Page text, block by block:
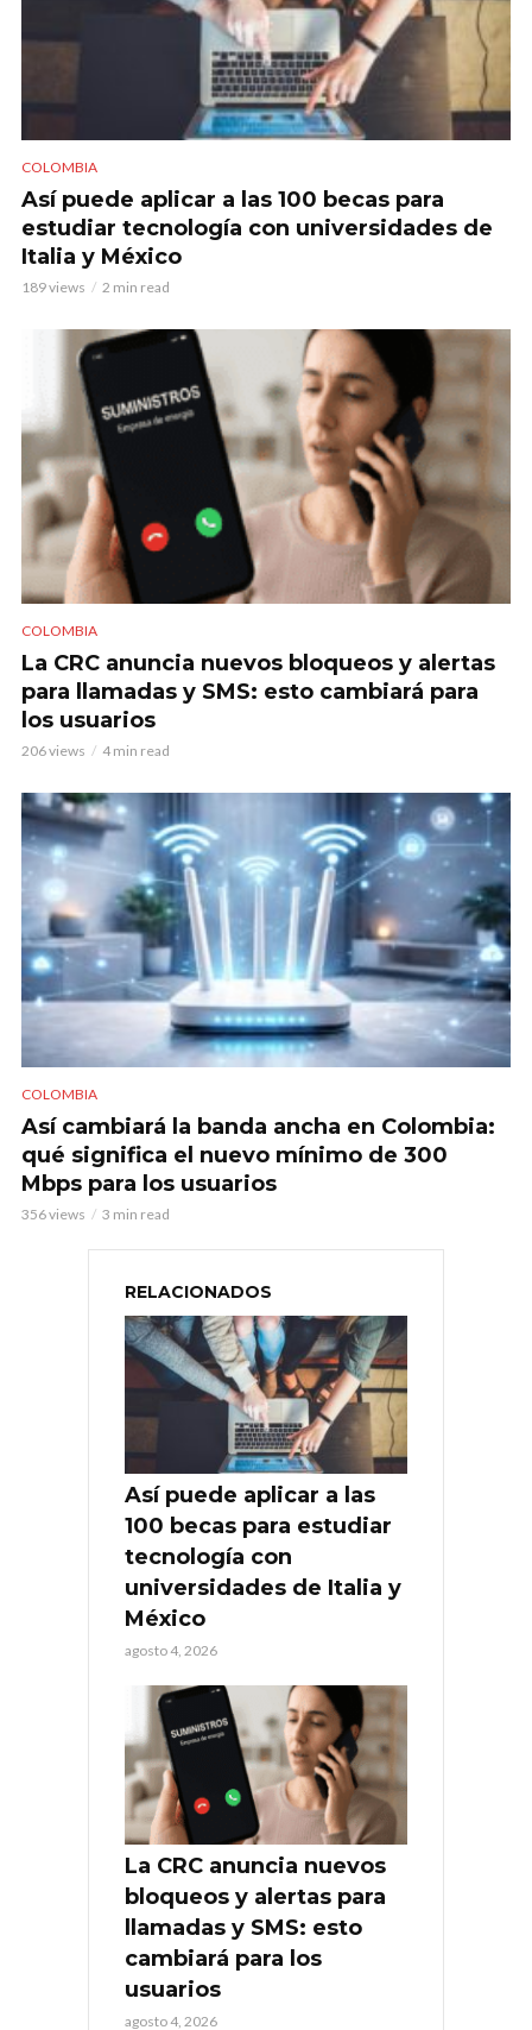
COLOMBIA
Así puede aplicar a las 100 becas para
estudiar tecnología con universidades de
Italia y México
189 views 2 min read
COLOMBIA
La CRC anuncia nuevos bloqueos y alertas
para llamadas y SMS: esto cambiará para
los usuarios
206 views 4 min read
COLOMBIA
Así cambiará la banda ancha en Colombia:
qué significa el nuevo mínimo de 300
Mbps para los usuarios
356 views 3 min read
RELACIONADOS
Así puede aplicar a las
100 becas para estudiar
tecnología con
universidades de Italia y
México
agosto 4, 2026
La CRC anuncia nuevos
bloqueos y alertas para
llamadas y SMS: esto
cambiará para los
usuarios
agosto 4, 2026